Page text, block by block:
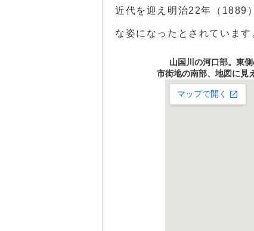
近代を迎え明治22年（1889
な姿になったとされています
山国川の河口部。東
市街地の南部、地図に見